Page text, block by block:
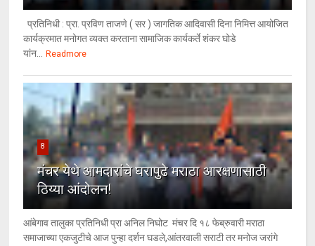
प्रतिनिधी : प्रा. प्रविण ताजणे ( सर ) जागतिक आदिवासी दिना निमित्त आयोजित
कार्यक्रमात मनोगत व्यक्त करताना सामाजिक कार्यकर्ते शंकर घोडे
यांन... Readmore
8
मंचर येथे आमदारांचे घरापुढे मराठा आरक्षणासाठी
ठिय्या आंदोलन!
आंबेगाव तालुका प्रतिनिधी प्रा अनिल निघोट मंचर दि १८ फेब्रुवारी मराठा
समाजाच्या एकजुटीचे आज पुन्हा दर्शन घडले,आंतरवाली सराटी तर मनोज जरांगे